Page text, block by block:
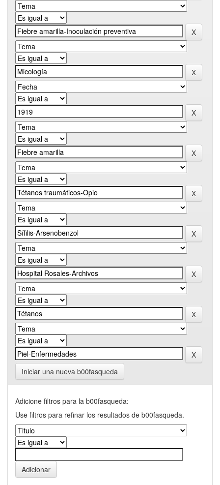
Iniciar una nueva b00fasqueda
Adicione filtros para la b00fasqueda:
Use filtros para refinar los resultados de b00fasqueda.